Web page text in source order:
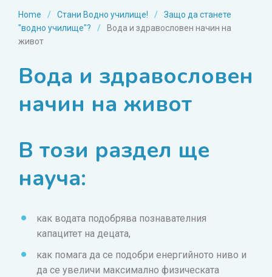
Home / Стани Водно училище! /
Защо да станете
"водно училище"?
/
Вода и здравословен начин на
живот
Вода и здравословен
начин на живот
В този раздел ще
науча:
как водата подобрява познавателния
капацитет на децата,
как помага да се подобри енергийното ниво и
да се увеличи максимално физическата